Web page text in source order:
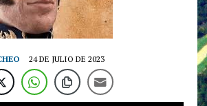
24 DE JULIO DE 2023